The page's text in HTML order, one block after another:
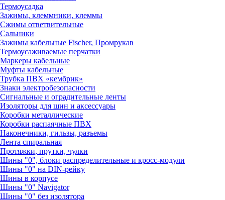
Термоусадка
Зажимы, клеммники, клеммы
Сжимы ответвительные
Сальники
Зажимы кабельные Fischer, Промрукав
Термоусаживаемые перчатки
Маркеры кабельные
Муфты кабельные
Трубка ПВХ «кембрик»
Знаки электробезопасности
Сигнальные и оградительные ленты
Изоляторы для шин и аксессуары
Коробки металлические
Коробки распаячные ПВХ
Наконечники, гильзы, разъемы
Лента спиральная
Протяжки, прутки, чулки
Шины "0", блоки распределительные и кросс-модули
Шины "0" на DIN-рейку
Шины в корпусе
Шины "0" Navigator
Шины "0" без изолятора